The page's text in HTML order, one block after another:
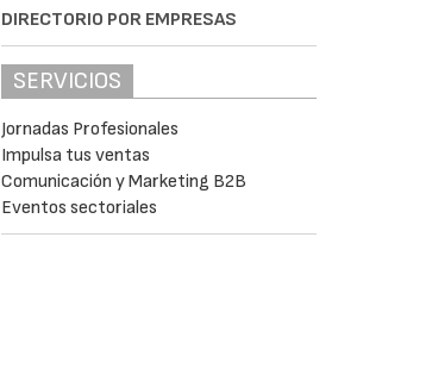
DIRECTORIO POR EMPRESAS
SERVICIOS
Jornadas Profesionales
Impulsa tus ventas
Comunicación y Marketing B2B
Eventos sectoriales